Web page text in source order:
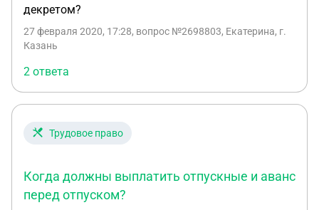
декретом?
27 февраля 2020, 17:28, вопрос №2698803, Екатерина, г.
Казань
2 ответа
Трудовое право
Когда должны выплатить отпускные и аванс
перед отпуском?